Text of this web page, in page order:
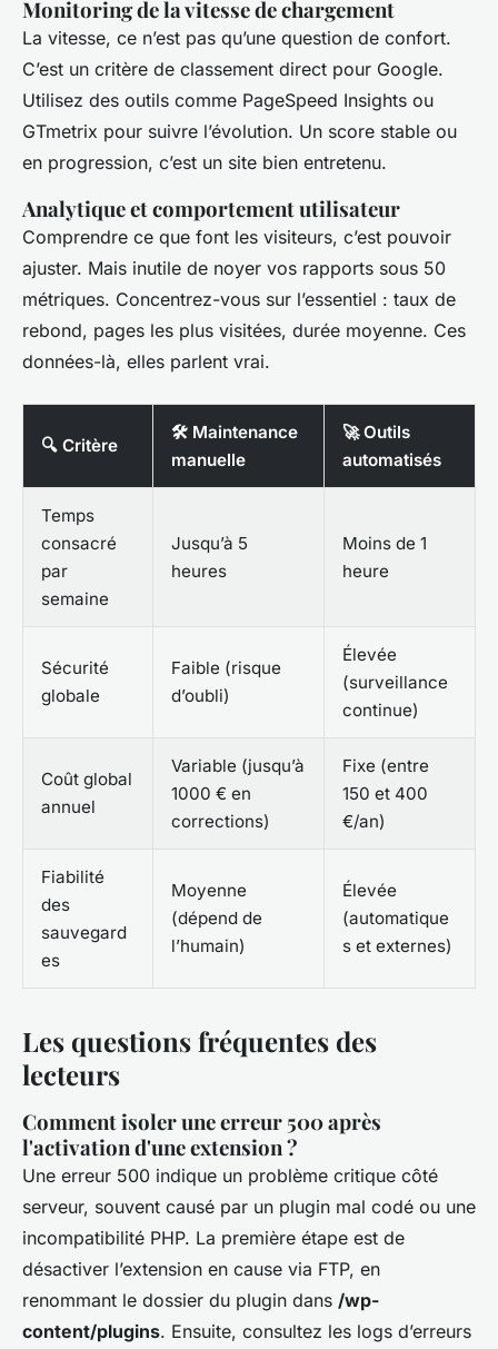
Monitoring de la vitesse de chargement
La vitesse, ce n’est pas qu’une question de confort.
C’est un critère de classement direct pour Google.
Utilisez des outils comme PageSpeed Insights ou
GTmetrix pour suivre l’évolution. Un score stable ou
en progression, c’est un site bien entretenu.
Analytique et comportement utilisateur
Comprendre ce que font les visiteurs, c’est pouvoir
ajuster. Mais inutile de noyer vos rapports sous 50
métriques. Concentrez-vous sur l’essentiel : taux de
rebond, pages les plus visitées, durée moyenne. Ces
données-là, elles parlent vrai.
🔍 Critère
🛠️ Maintenance
manuelle
🚀 Outils
automatisés
Temps
consacré
par
semaine
Jusqu’à 5
heures
Moins de 1
heure
Sécurité
globale
Faible (risque
d’oubli)
Élevée
(surveillance
continue)
Coût global
annuel
Variable (jusqu’à
1000 € en
corrections)
Fixe (entre
150 et 400
€/an)
Fiabilité
des
sauvegard
es
Moyenne
(dépend de
l’humain)
Élevée
(automatique
s et externes)
Les questions fréquentes des
lecteurs
Comment isoler une erreur 500 après
l'activation d'une extension ?
Une erreur 500 indique un problème critique côté
serveur, souvent causé par un plugin mal codé ou une
incompatibilité PHP. La première étape est de
désactiver l’extension en cause via FTP, en
renommant le dossier du plugin dans /wp-
content/plugins. Ensuite, consultez les logs d’erreurs